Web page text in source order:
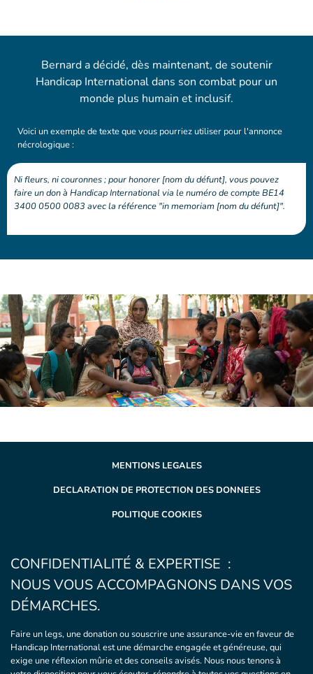
Bernard a décidé, dès maintenant, de soutenir
Handicap International dans son combat pour un
monde plus humain et inclusif.
Voici un exemple de texte que vous pourriez utiliser pour l'annonce
nécrologique :
Ni fleurs, ni couronnes ; pour honorer [nom du défunt], vous pouvez
faire un don à Handicap International via le numéro de compte BE14
3400 0500 0083 avec la référence "in memoriam [nom du défunt]".
MENTIONS LEGALES
DECLARATION DE PROTECTION DES DONNEES
POLITIQUE COOKIES
CONFIDENTIALITÉ & EXPERTISE :
NOUS VOUS ACCOMPAGNONS DANS VOS
DÉMARCHES.
Faire un legs, une donation ou souscrire une assurance-vie en faveur de
Handicap International est une démarche engagée et généreuse, qui
exige une réflexion mûrie et des conseils avisés. Nous nous tenons à